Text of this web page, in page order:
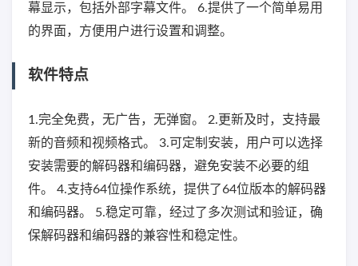
幕显示，包括外部字幕文件。 6.提供了一个简单易用
的界面，方便用户进行设置和调整。
软件特点
1.完全免费，无广告，无弹窗。 2.更新及时，支持最
新的音频和视频格式。 3.可定制安装，用户可以选择
安装需要的解码器和编码器，避免安装不必要的组
件。 4.支持64位操作系统，提供了64位版本的解码器
和编码器。 5.稳定可靠，经过了多次测试和验证，确
保解码器和编码器的兼容性和稳定性。